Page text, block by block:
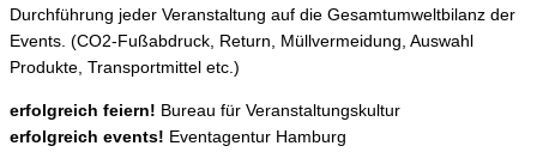
Durchführung jeder Veranstaltung auf die Gesamtumweltbilanz der
Events. (CO2-Fußabdruck, Return, Müllvermeidung, Auswahl
Produkte, Transportmittel etc.)
erfolgreich feiern! Bureau für Veranstaltungskultur
erfolgreich events! Eventagentur Hamburg